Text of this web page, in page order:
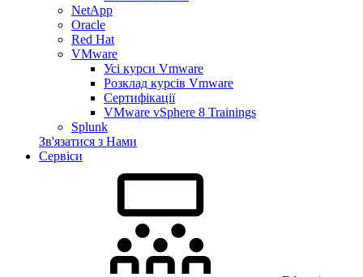
NetApp
Oracle
Red Hat
VMware
Усі курси Vmware
Розклад курсів Vmware
Сертифікації
VMware vSphere 8 Trainings
Splunk
Зв'язатися з Нами
Сервіси